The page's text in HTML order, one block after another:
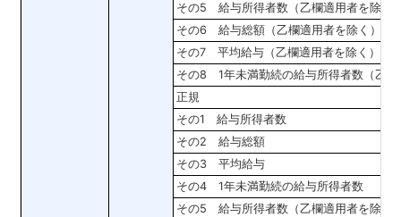
その5 給与所得者数（乙欄適用者を除く
その6 給与総額（乙欄適用者を除く）
その7 平均給与（乙欄適用者を除く）
その8 1年未満勤続の給与所得者数（乙欄
正規
その1 給与所得者数
その2 給与総額
その3 平均給与
その4 1年未満勤続の給与所得者数
その5 給与所得者数（乙欄適用者を除く